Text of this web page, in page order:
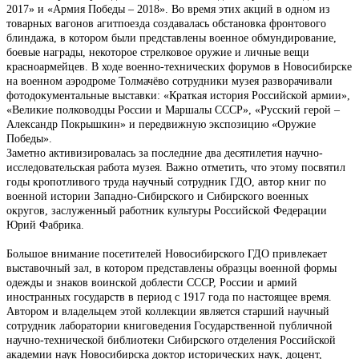
2017» и «Армия Победы – 2018». Во время этих акций в одном из
товарных вагонов агитпоезда создавалась обстановка фронтового
блиндажа, в котором были представлены военное обмундирование,
боевые награды, некоторое стрелковое оружие и личные вещи
красноармейцев. В ходе военно-технических форумов в Новосибирске
на военном аэродроме Толмачёво сотрудники музея разворачивали
фотодокументальные выставки: «Краткая история Российской армии»,
«Великие полководцы России и Маршалы СССР», «Русский герой –
Александр Покрышкин» и передвижную экспозицию «Оружие
Победы».
Заметно активизировалась за последние два десятилетия научно-
исследовательская работа музея. Важно отметить, что этому посвятил
годы кропотливого труда научный сотрудник ГДО, автор книг по
военной истории Западно-Сибирского и Сибирского военных
округов, заслуженный работник культуры Российской Федерации
Юрий Фабрика.
Большое внимание посетителей Новосибирского ГДО привлекает
выставочный зал, в котором представлены образцы военной формы
одежды и знаков воинской доблести СССР, России и армий
иностранных государств в период с 1917 года по настоящее время.
Автором и владельцем этой коллекции является старший научный
сотрудник лаборатории книговедения Государственной публичной
научно-технической библиотеки Сибирского отделения Российской
академии наук Новосибирска доктор исторических наук, доцент,